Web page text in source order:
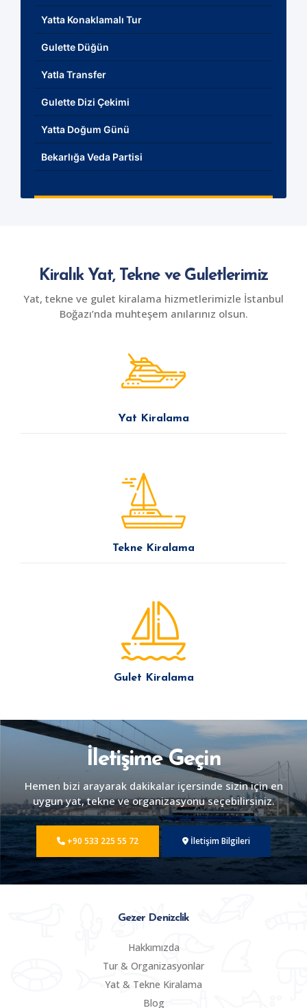
Yatta Konaklamalı Tur
Gulette Düğün
Yatla Transfer
Gulette Dizi Çekimi
Yatta Doğum Günü
Bekarlığa Veda Partisi
Kiralık Yat, Tekne ve Guletlerimiz
Yat, tekne ve gulet kiralama hizmetlerimizle İstanbul
Boğazı’nda muhteşem anılarınız olsun.
Yat Kiralama
Tekne Kiralama
Gulet Kiralama
İletişime Geçin
Hemen bizi arayarak dakikalar içersinde sizin için en
uygun yat, tekne ve organizasyonu seçebilirsiniz.
+90 533 225 55 72 İletişim Bilgileri
Gezer Denizclik
Hakkımızda
Tur & Organizasyonlar
Yat & Tekne Kiralama
Blog